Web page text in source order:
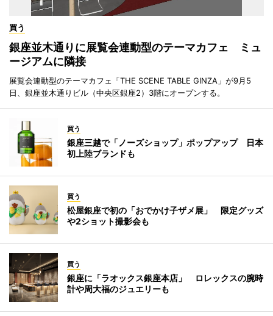
買う
銀座並木通りに展覧会連動型のテーマカフェ ミュ
ージアムに隣接
展覧会連動型のテーマカフェ「THE SCENE TABLE GINZA」が9月5
日、銀座並木通りビル（中央区銀座2）3階にオープンする。
買う
銀座三越で「ノーズショップ」ポップアップ 日本
初上陸ブランドも
買う
松屋銀座で初の「おでかけ子ザメ展」 限定グッズ
や2ショット撮影会も
買う
銀座に「ラオックス銀座本店」 ロレックスの腕時
計や周大福のジュエリーも